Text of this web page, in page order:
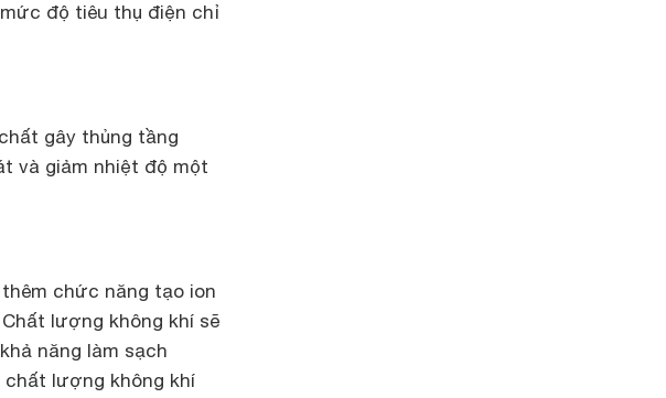
độ tiêu thụ điện chỉ
gây thủng tầng
và giảm nhiệt độ một
chức năng tạo ion
lượng không khí sẽ
năng làm sạch
lượng không khí